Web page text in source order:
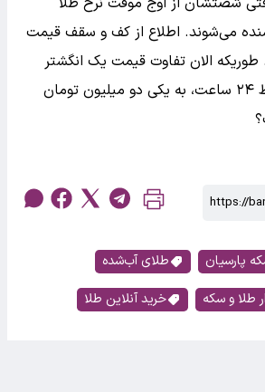
می‌شوند. اطلاع از کف و سقف قیمت
الان تفاوت قیمت یک انگشتر
چهار گرمی ظرف فقط ۲۴ ساعت، به یکی دو میلیون تومان
پارسیان
طلای آب‌شده
طلا و سکه خرید آنلاین طلا